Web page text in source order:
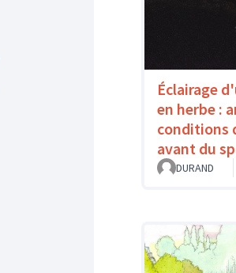
Éclairage
en herbe :
conditions
avant du
DURAND